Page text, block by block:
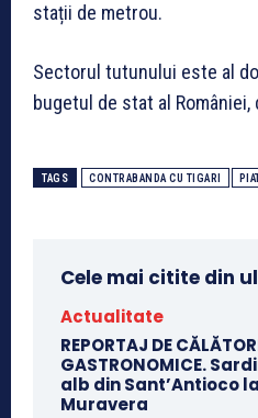
stații de metrou.
Sectorul tutunului este al
bugetul de stat al
TAGS CONTRABANDA CU TIGARI
Cele mai citite din
Actualitate
REPORTAJ DE
GASTRONOMICE.
alb din Sant’Antioco
Muravera